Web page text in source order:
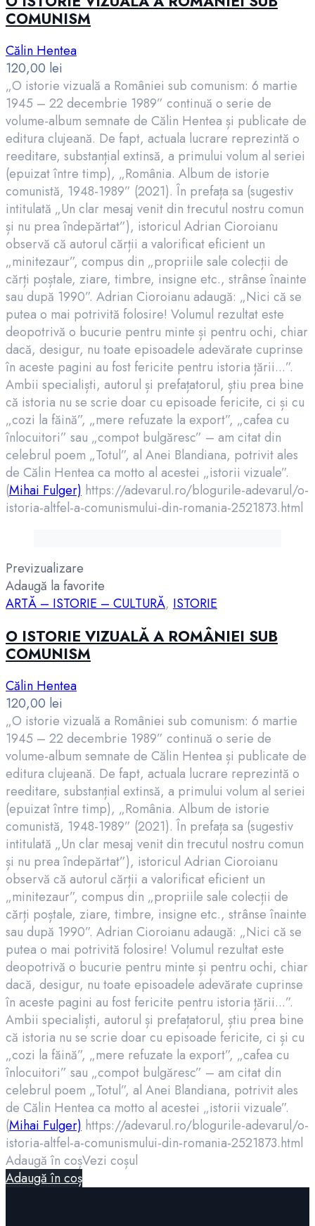
COMUNISM
Călin Hentea
120,00 lei
„O istorie vizuală a României sub comunism: 6 martie
1945 – 22 decembrie 1989” continuă o serie de
volume-album semnate de Călin Hentea și publicate de
editura clujeană. De fapt, actuala lucrare reprezintă o
reeditare, substanțial extinsă, a primului volum al seriei
(epuizat între timp), „România. Album de istorie
comunistă, 1948-1989” (2021). În prefața sa (sugestiv
intitulată „Un clar mesaj venit din trecutul nostru comun
și nu prea îndepărtat”), istoricul Adrian Cioroianu
observă că autorul cărții a valorificat eficient un
„minitezaur”, compus din „propriile sale colecții de
cărți poștale, ziare, timbre, insigne etc., strânse înainte
sau după 1990”. Adrian Cioroianu adaugă: „Nici că se
putea o mai potrivită folosire! Volumul rezultat este
deopotrivă o bucurie pentru minte și pentru ochi, chiar
dacă, desigur, nu toate episoadele adevărate cuprinse
în aceste pagini au fost fericite pentru istoria țării...”.
Ambii specialiști, autorul și prefațatorul, știu prea bine
că istoria nu se scrie doar cu episoade fericite, ci și cu
„cozi la făină”, „mere refuzate la export”, „cafea cu
înlocuitori” sau „compot bulgăresc” – am citat din
celebrul poem „Totul”, al Anei Blandiana, potrivit ales
de Călin Hentea ca motto al acestei „istorii vizuale”.
(Mihai Fulger) https://adevarul.ro/blogurile-adevarul/o-
istoria-altfel-a-comunismului-din-romania-2521873.html
Previzualizare
Adaugă la favorite
ARTĂ – ISTORIE – CULTURĂ, ISTORIE
O ISTORIE VIZUALĂ A ROMÂNIEI SUB
COMUNISM
Călin Hentea
120,00 lei
„O istorie vizuală a României sub comunism: 6 martie
1945 – 22 decembrie 1989” continuă o serie de
volume-album semnate de Călin Hentea și publicate de
editura clujeană. De fapt, actuala lucrare reprezintă o
reeditare, substanțial extinsă, a primului volum al seriei
(epuizat între timp), „România. Album de istorie
comunistă, 1948-1989” (2021). În prefața sa (sugestiv
intitulată „Un clar mesaj venit din trecutul nostru comun
și nu prea îndepărtat”), istoricul Adrian Cioroianu
observă că autorul cărții a valorificat eficient un
„minitezaur”, compus din „propriile sale colecții de
cărți poștale, ziare, timbre, insigne etc., strânse înainte
sau după 1990”. Adrian Cioroianu adaugă: „Nici că se
putea o mai potrivită folosire! Volumul rezultat este
deopotrivă o bucurie pentru minte și pentru ochi, chiar
dacă, desigur, nu toate episoadele adevărate cuprinse
în aceste pagini au fost fericite pentru istoria țării...”.
Ambii specialiști, autorul și prefațatorul, știu prea bine
că istoria nu se scrie doar cu episoade fericite, ci și cu
„cozi la făină”, „mere refuzate la export”, „cafea cu
înlocuitori” sau „compot bulgăresc” – am citat din
celebrul poem „Totul”, al Anei Blandiana, potrivit ales
de Călin Hentea ca motto al acestei „istorii vizuale”.
(Mihai Fulger) https://adevarul.ro/blogurile-adevarul/o-
istoria-altfel-a-comunismului-din-romania-2521873.html
Adaugă în coșVezi coșul
Adaugă în coș